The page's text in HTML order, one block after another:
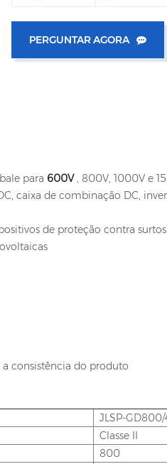
PERGUNTAR AGORA
para 600V, 800V, 1000V e
caixa de combinação DC,
de proteção contra
consistência do produto
JLSP-
Classe II
800